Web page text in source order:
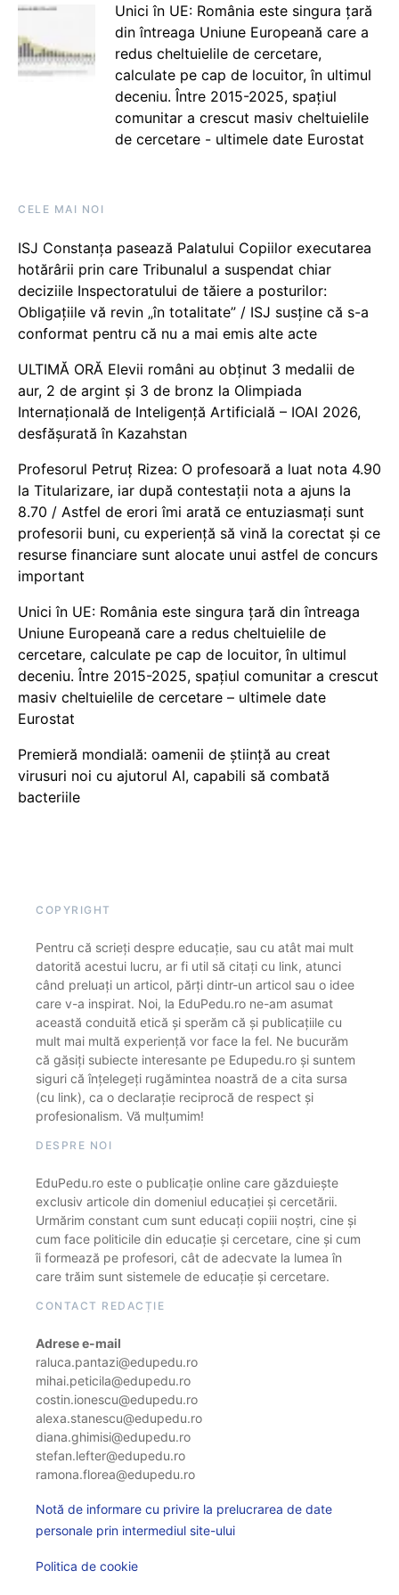
Unici în UE: România este singura țară
din întreaga Uniune Europeană care a
redus cheltuielile de cercetare,
calculate pe cap de locuitor, în ultimul
deceniu. Între 2015-2025, spațiul
comunitar a crescut masiv cheltuielile
de cercetare - ultimele date Eurostat
CELE MAI NOI
ISJ Constanța pasează Palatului Copiilor executarea
hotărârii prin care Tribunalul a suspendat chiar
deciziile Inspectoratului de tăiere a posturilor:
Obligațiile vă revin „în totalitate” / ISJ susține că s-a
conformat pentru că nu a mai emis alte acte
ULTIMĂ ORĂ Elevii români au obținut 3 medalii de
aur, 2 de argint și 3 de bronz la Olimpiada
Internațională de Inteligență Artificială – IOAI 2026,
desfășurată în Kazahstan
Profesorul Petruț Rizea: O profesoară a luat nota 4.90
la Titularizare, iar după contestații nota a ajuns la
8.70 / Astfel de erori îmi arată ce entuziasmați sunt
profesorii buni, cu experiență să vină la corectat și ce
resurse financiare sunt alocate unui astfel de concurs
important
Unici în UE: România este singura țară din întreaga
Uniune Europeană care a redus cheltuielile de
cercetare, calculate pe cap de locuitor, în ultimul
deceniu. Între 2015-2025, spațiul comunitar a crescut
masiv cheltuielile de cercetare – ultimele date
Eurostat
Premieră mondială: oamenii de știință au creat
virusuri noi cu ajutorul AI, capabili să combată
bacteriile
COPYRIGHT
Pentru că scrieți despre educație, sau cu atât mai mult
datorită acestui lucru, ar fi util să citați cu link, atunci
când preluați un articol, părți dintr-un articol sau o idee
care v-a inspirat. Noi, la EduPedu.ro ne-am asumat
această conduită etică și sperăm că și publicațiile cu
mult mai multă experiență vor face la fel. Ne bucurăm
că găsiți subiecte interesante pe Edupedu.ro și suntem
siguri că înțelegeți rugămintea noastră de a cita sursa
(cu link), ca o declarație reciprocă de respect și
profesionalism. Vă mulțumim!
DESPRE NOI
EduPedu.ro este o publicație online care găzduiește
exclusiv articole din domeniul educației și cercetării.
Urmărim constant cum sunt educați copiii noștri, cine și
cum face politicile din educație și cercetare, cine și cum
îi formează pe profesori, cât de adecvate la lumea în
care trăim sunt sistemele de educație și cercetare.
CONTACT REDACȚIE
Adrese e-mail
raluca.pantazi@edupedu.ro
mihai.peticila@edupedu.ro
costin.ionescu@edupedu.ro
alexa.stanescu@edupedu.ro
diana.ghimisi@edupedu.ro
stefan.lefter@edupedu.ro
ramona.florea@edupedu.ro
Notă de informare cu privire la prelucrarea de date
personale prin intermediul site-ului
Politica de cookie